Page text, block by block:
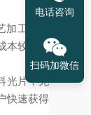
工几微
本较高，
光片，无
快速获得
电话咨询
扫码加微信